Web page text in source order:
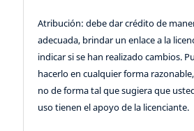
Atribución: debe dar crédito de
adecuada, brindar un enlace a la
indicar si se han realizado cambios.
hacerlo en cualquier forma
no de forma tal que sugiera que
uso tienen el apoyo de la licenciante.